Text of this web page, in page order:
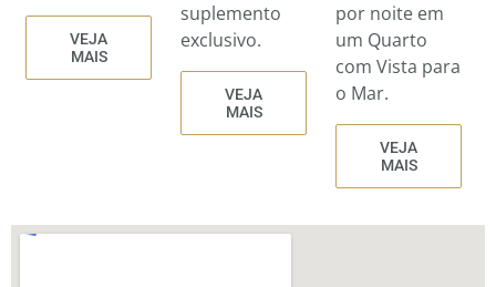
VEJA
MAIS
suplemento
exclusivo.
VEJA
MAIS
por noite em
um Quarto
com Vista para
o Mar.
VEJA
MAIS